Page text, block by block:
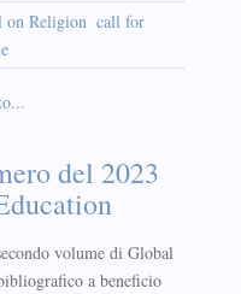
on Religion call for
del 2023
volume di Global
a beneficio